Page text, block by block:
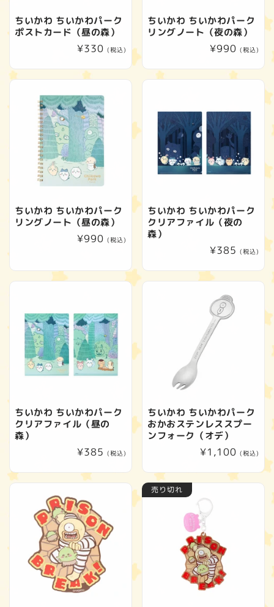
ちいかわ ちいかわパーク
ポストカード（昼の森）
通
価
格
¥330 (税込)
ちいかわ ちいかわパーク
リングノート（夜の森）
通
¥990 (税込)
ちいかわ ちいかわパーク
リングノート（昼の森）
通
¥990 (税込)
ちいかわ ちいかわパーク
クリアファイル（夜の
森）
通
価
¥385 (税込)
ちいかわ ちいかわパーク
クリアファイル（昼の
森）
通
価
格
¥385 (税込)
ちいかわ ちいかわパーク
おかおステンレススプー
ンフォーク（オデ）
通
格
¥1,100 (税込)
売り切れ